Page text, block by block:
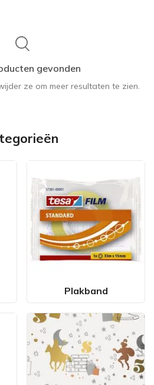
gevonden
ze om meer resultaten te zien.
Plakband